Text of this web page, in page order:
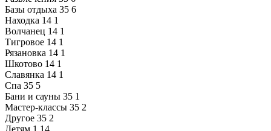
Базы отдыха 35 6
Находка 14 1
Волчанец 14 1
Тигровое 14 1
Рязановка 14 1
Шкотово 14 1
Славянка 14 1
Спа 35 5
Бани и сауны 35 1
Мастер-классы 35 2
Другое 35 2
Детям 1 14